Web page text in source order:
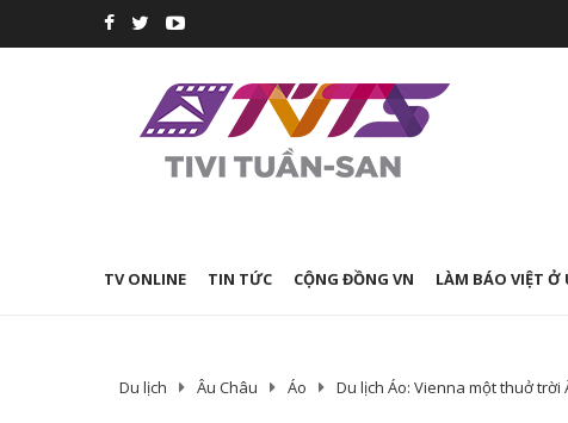
TV ONLINE TIN TỨC CỘNG ĐỒNG VN LÀM BÁO VIỆT Ở
Du lịch Âu Châu Áo Du lịch Áo: Vienna một thuở trời